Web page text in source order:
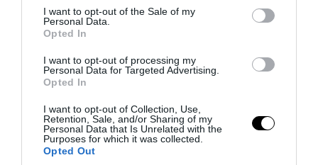
consent section.
I want to opt-out of the Sale of my
Personal Data.
Opted In
I want to opt-out of processing my
Personal Data for Targeted Advertising.
Opted In
I want to opt-out of Collection, Use,
Retention, Sale, and/or Sharing of my
Personal Data that Is Unrelated with the
Purposes for which it was collected.
Opted Out